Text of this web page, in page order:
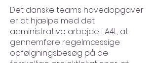
Det danske teams hovedopgaver
er at hjælpe med det
administrative arbejde i A4L, at
gennemføre regelmæssige
opfølgningsbesøg på de